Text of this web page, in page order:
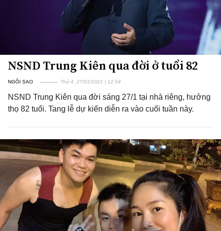
NSND Trung Kiên qua đời ở tuổi 82
NGÔI SAO Thứ 4, 27/01/2021 | 12:54
NSND Trung Kiên qua đời sáng 27/1 tại nhà riêng, hưởng
thọ 82 tuổi. Tang lễ dự kiến diễn ra vào cuối tuần này.